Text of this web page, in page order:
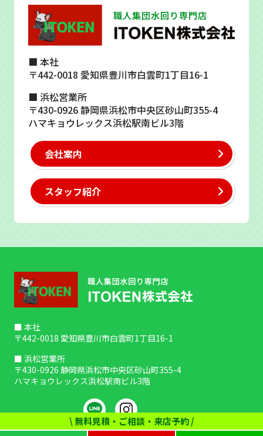
■ 本社
〒442-0018 愛知県豊川市白雲町1丁目16-1
■ 浜松営業所
〒430-0926 静岡県浜松市中央区砂山町355-4
ハマキョウレックス浜松駅南ビル3階
会社案内
スタッフ紹介
■ 本社
〒442-0018 愛知県豊川市白雲町1丁目16-1
■ 浜松営業所
〒430-0926 静岡県浜松市中央区砂山町355-4
ハマキョウレックス浜松駅南ビル3階
\ 無料見積・ご相談・来店予約 /